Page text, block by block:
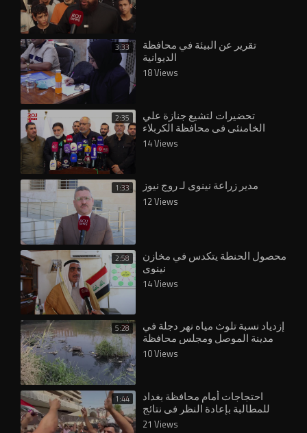
3:33 تقرير عن البيئة في محافظة
الديوانية
18 Views
2:35 تحضيرات لتشيع جنازة علي
الخامنئي في محافظة الكربلاء
14 Views
1:33 مدير زراعة نينوى لـ روج نيوز
12 Views
2:58 محصول الحنطة يتكدس في مخازن
نينوى
14 Views
5:28 إزدياد نسبة تلوث مياه نهر دجلة في
مدينة الموصل ومجلس محافظة
نينوى يُقر بوجود تلكؤ في مشاريع
معالجة ا
10 Views
1:44 احتجاجات أمام محافظة بغداد
للمطالبة بإعادة النظر في نتائج
تعيينات العقود
21 Views